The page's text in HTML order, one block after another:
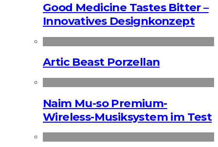
Good Medicine Tastes Bitter –
Innovatives Designkonzept
Artic Beast Porzellan
Naim Mu-so Premium-
Wireless-Musiksystem im Test